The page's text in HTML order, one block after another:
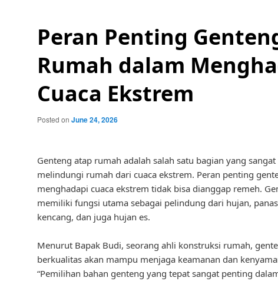
Peran Penting
Rumah dalam
Cuaca Ekstrem
Posted on June 24, 2026
Genteng atap rumah adalah salah satu bagian yang
melindungi rumah dari cuaca ekstrem. Peran penting
menghadapi cuaca ekstrem tidak bisa dianggap remeh.
memiliki fungsi utama sebagai pelindung dari hujan,
kencang, dan juga hujan es.
Menurut Bapak Budi, seorang ahli konstruksi rumah,
berkualitas akan mampu menjaga keamanan dan
“Pemilihan bahan genteng yang tepat sangat penting